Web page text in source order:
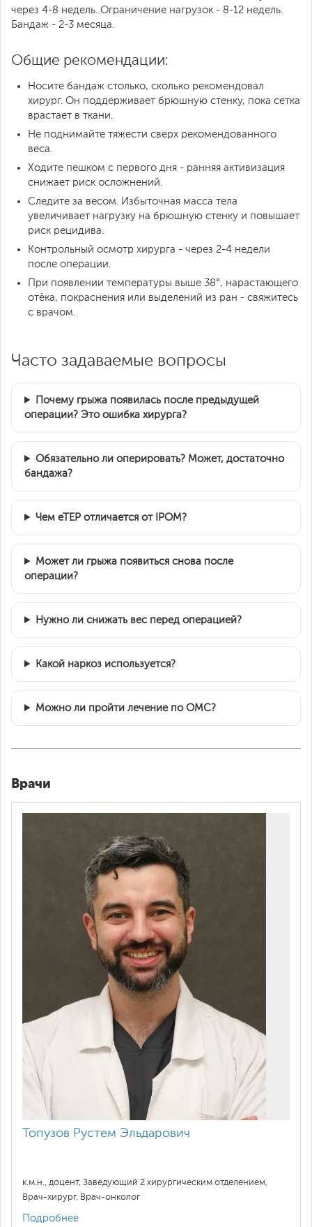
через 4-8 недель. Ограничение нагрузок - 8-12 недель.
Бандаж - 2-3 месяца.
Общие рекомендации:
Носите бандаж столько, сколько рекомендовал
хирург. Он поддерживает брюшную стенку, пока сетка
врастает в ткани.
Не поднимайте тяжести сверх рекомендованного
веса.
Ходите пешком с первого дня - ранняя активизация
снижает риск осложнений.
Следите за весом. Избыточная масса тела
увеличивает нагрузку на брюшную стенку и повышает
риск рецидива.
Контрольный осмотр хирурга - через 2-4 недели
после операции.
При появлении температуры выше 38°, нарастающего
отёка, покраснения или выделений из ран - свяжитесь
с врачом.
Часто задаваемые вопросы
Почему грыжа появилась после предыдущей
операции? Это ошибка хирурга?
Обязательно ли оперировать? Может, достаточно
бандажа?
Чем eTEP отличается от IPOM?
Может ли грыжа появиться снова после
операции?
Нужно ли снижать вес перед операцией?
Какой наркоз используется?
Можно ли пройти лечение по ОМС?
Врачи
Топузов Рустем Эльдарович
к.м.н., доцент, Заведующий 2 хирургическим отделением,
Врач-хирург, Врач-онколог
Подробнее